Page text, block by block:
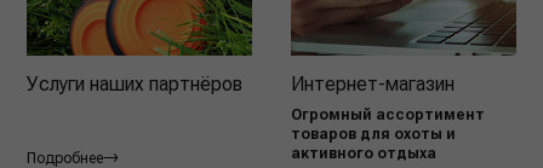
Услуги наших партнёров
Подробнее
Интернет-магазин
Огромный ассортимент
товаров для охоты и
активного отдыха